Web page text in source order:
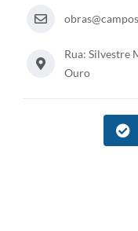
Rua: Silvestre
Ouro